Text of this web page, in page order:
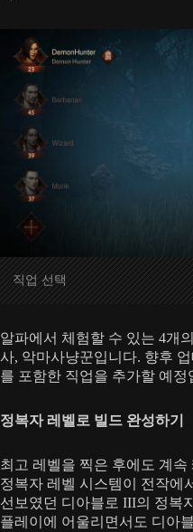
직업 선택
알파에서 체험할 수 있는 4개
사, 악마사냥꾼입니다. 향후
를 포함한 직업을 추가할 예정
정복자 레벨로 빌드 완성하기
최고 레벨을 찍은 후에도 계
정복자 레벨 시스템이 전작에
선보였던 디아블로 III의 정복
플레이에 어울리면서도 디아